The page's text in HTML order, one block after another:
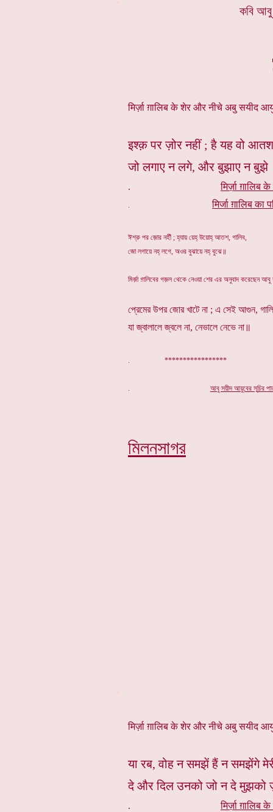
কবি আবু
मिर्ज़ा ग़ालिब के शेर और नीचे अबु सयीद
इश्क़ पर ज़ोर नहीं ; है यह वो
जो लगाए न लगे, और बुझाए न
.मिर्ज़ा ग़ालिब
. मिर्जा ग़ालिब का
ঈশ্ক় পর জ়োর নহীঁ ; হ্যায় য়েহ্ উয়োহ্ আতশ, গালিব,
জো লগায়ে নহ্ লগে, অওর বুঝায়ে নহ্ বুঝে॥
মির্জ়া গ়ালিবের গজ়ল থেকে নেওয়া শের এর অনুবাদ করেছেন
প্রেমের উপর জোর খাটে না ; এ সেই আগুন,
যা জ্বালালে জ্বলে না, নেভালে নেভে না॥
. *****************
. আবু সয়ীদ আয়ুবের সূচির
মিলনসাগর
मिर्ज़ा ग़ालिब के शेर और नीचे अबु सयीद
या रब, वोह न समझें हैं न समझेंगे
दे और दिल उनको जो न दे मुझको
.मिर्ज़ा ग़ालिब